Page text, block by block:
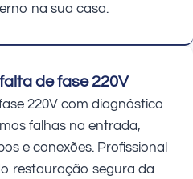
na sua casa.
de fase 220V
220V com diagnóstico
falhas na entrada,
e conexões. Profissional
restauração segura da